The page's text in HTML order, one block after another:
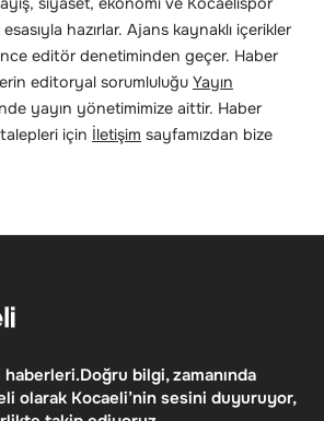
hazırlar. Ajans kaynaklı içerikler
editör denetiminden geçer. Haber
editoryal sorumluluğu Yayın
yayın yönetimimize aittir. Haber
için İletişim sayfamızdan bize
bilgi, zamanında
olarak Kocaeli’nin sesini duyuruyor,